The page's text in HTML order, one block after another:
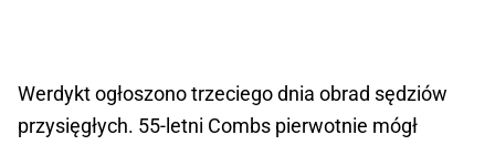
Werdykt ogłoszono trzeciego dnia obrad sędziów
przysięgłych. 55-letni Combs pierwotnie mógł